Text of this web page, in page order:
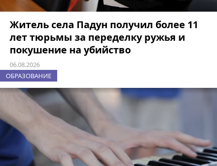
Житель села Падун получил более 11
лет тюрьмы за переделку ружья и
покушение на убийство
06.08.2026
ОБРАЗОВАНИЕ